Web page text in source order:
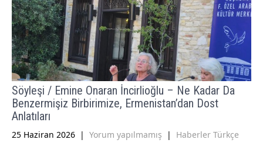
Söyleşi / Emine Onaran İncirlioğlu – Ne Kadar Da
Benzermişiz Birbirimize, Ermenistan’dan Dost
Anlatıları
25 Haziran 2026 | Yorum yapılmamış | Haberler Türkçe